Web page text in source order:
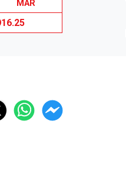
MAR
16.25